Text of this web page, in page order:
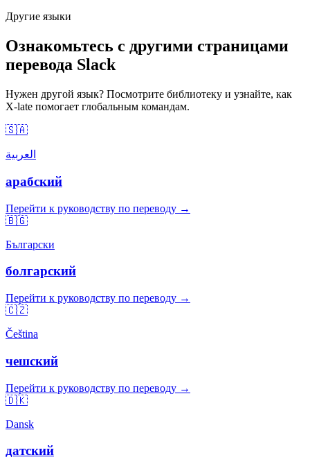
Другие языки
Ознакомьтесь с другими страницами
перевода Slack
Нужен другой язык? Посмотрите библиотеку и узнайте, как
X-late помогает глобальным командам.
🇸🇦
العربية
арабский
Перейти к руководству по переводу →
🇧🇬
Български
болгарский
Перейти к руководству по переводу →
🇨🇿
Čeština
чешский
Перейти к руководству по переводу →
🇩🇰
Dansk
датский